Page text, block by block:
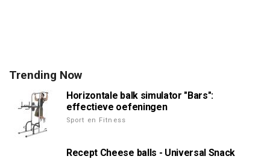
Trending Now
Horizontale balk simulator "Bars":
effectieve oefeningen
Sport en Fitness
Recept Cheese balls - Universal Snack